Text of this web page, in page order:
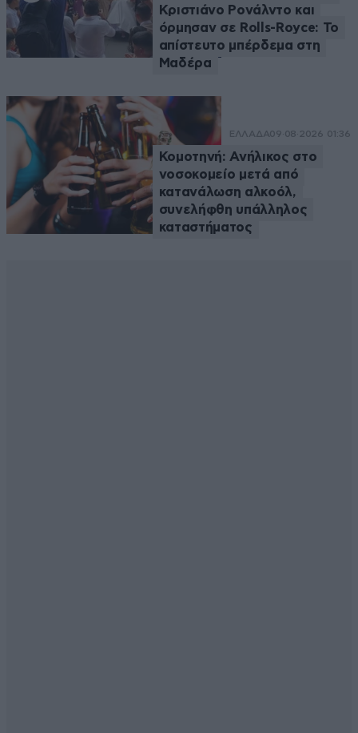
Κριστιάνο Ρονάλντο και
όρμησαν σε Rolls-Royce: Το
απίστευτο μπέρδεμα στη
Μαδέρα
ΕΛΛΑΔΑ09·08·2026 01:36
Κομοτηνή: Ανήλικος στο
νοσοκομείο μετά από
κατανάλωση αλκοόλ,
συνελήφθη υπάλληλος
καταστήματος